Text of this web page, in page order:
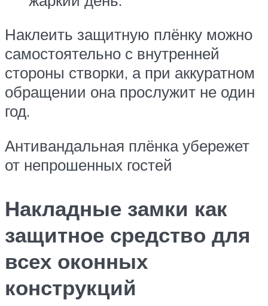
Наклеить защитную плёнку можно
самостоятельно с внутренней
стороны створки, а при аккуратном
обращении она прослужит не один
год.
Антивандальная плёнка убережет
от непрошенных гостей
Накладные замки как
защитное средство для
всех оконных
конструкций